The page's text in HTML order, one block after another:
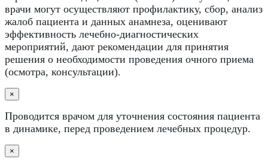
врачи могут осуществляют профилактику, сбор, анализ
жалоб пациента и данных анамнеза, оценивают
эффективность лечебно-диагностических
мероприятий, дают рекомендации для принятия
решения о необходимости проведения очного приема
(осмотра, консультации).
×
Проводится врачом для уточнения состояния пациента
в динамике, перед проведением лечебных процедур.
×